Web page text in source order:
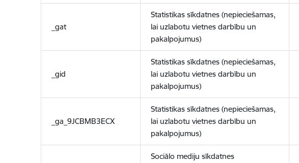
_gat
Statistikas sīkdatnes (nepieciešamas,
lai uzlabotu vietnes darbību un
pakalpojumus)
_gid
Statistikas sīkdatnes (nepieciešamas,
lai uzlabotu vietnes darbību un
pakalpojumus)
_ga_9JCBMB3ECX
Statistikas sīkdatnes (nepieciešamas,
lai uzlabotu vietnes darbību un
pakalpojumus)
Sociālo mediju sīkdatnes